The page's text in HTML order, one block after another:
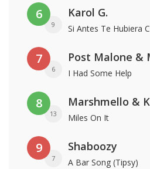
6
9
Karol G.
Si Antes Te Hubiera
7
6
Post Malone &
I Had Some Help
8
13
Marshmello &
Miles On It
9
7
Shaboozy
A Bar Song (Tipsy)